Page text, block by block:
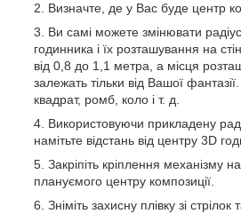
Визначте, де у Вас буде центр
Ви самі можете змінювати
годинника і їх розташування на
від 0,8 до 1,1 метра, а місця
залежать тільки від Вашої
квадрат, ромб, коло і т. д.
Використовуючи прикладену
намітьте відстань від центру 3D
Закріпіть кріплення механізму
плануємого центру композиції.
Зніміть захисну плівку зі стрілок